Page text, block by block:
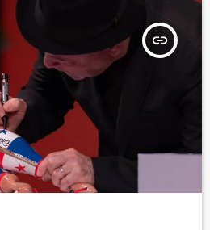
insert_link